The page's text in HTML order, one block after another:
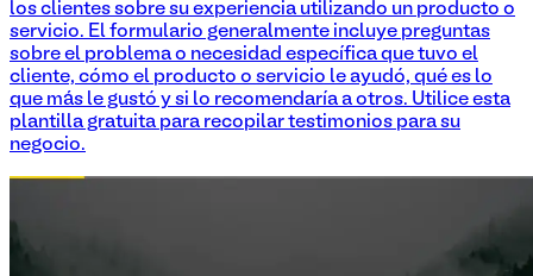
los clientes sobre su experiencia utilizando un producto o
servicio. El formulario generalmente incluye preguntas
sobre el problema o necesidad específica que tuvo el
cliente, cómo el producto o servicio le ayudó, qué es lo
que más le gustó y si lo recomendaría a otros. Utilice esta
plantilla gratuita para recopilar testimonios para su
negocio.